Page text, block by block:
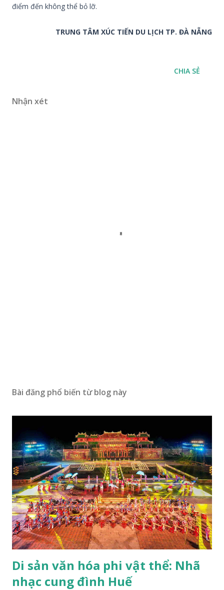
điểm đến không thể bỏ lỡ.
TRUNG TÂM XÚC TIẾN DU LỊCH TP. ĐÀ NẴNG
CHIA SẺ
Nhận xét
Bài đăng phổ biến từ blog này
Di sản văn hóa phi vật thể: Nhã
nhạc cung đình Huế